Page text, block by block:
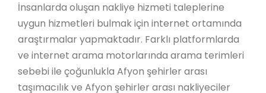
İnsanlarda oluşan nakliye hizmeti taleplerine
uygun hizmetleri bulmak için internet ortamında
araştırmalar yapmaktadır. Farklı platformlarda
ve internet arama motorlarında arama terimleri
sebebi ile çoğunlukla Afyon şehirler arası
taşımacılık ve Afyon şehirler arası nakliyeciler